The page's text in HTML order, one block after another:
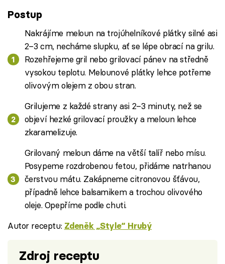
Postup
Nakrájíme meloun na trojúhelníkové plátky silné asi
2–3 cm, necháme slupku, ať se lépe obrací na grilu.
Rozehřejeme gril nebo grilovací pánev na středně
vysokou teplotu. Melounové plátky lehce potřeme
olivovým olejem z obou stran.
Grilujeme z každé strany asi 2–3 minuty, než se
objeví hezké grilovací proužky a meloun lehce
zkaramelizuje.
Grilovaný meloun dáme na větší talíř nebo mísu.
Posypeme rozdrobenou fetou, přidáme natrhanou
čerstvou mátu. Zakápneme citronovou šťávou,
případně lehce balsamikem a trochou olivového
oleje. Opepříme podle chuti.
Autor receptu: Zdeněk „Style“ Hrubý
Zdroj receptu